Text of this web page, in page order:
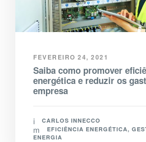
FEVEREIRO 24, 2021
Saiba como promover
energética e reduzir os
empresa
CARLOS INNECCO
EFICIÊNCIA ENERGÉTICA,
ENERGIA